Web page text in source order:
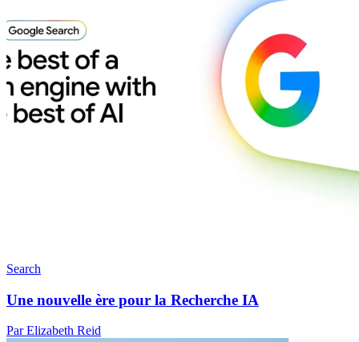
Search
Une nouvelle ère pour la Recherche IA
Par Elizabeth Reid